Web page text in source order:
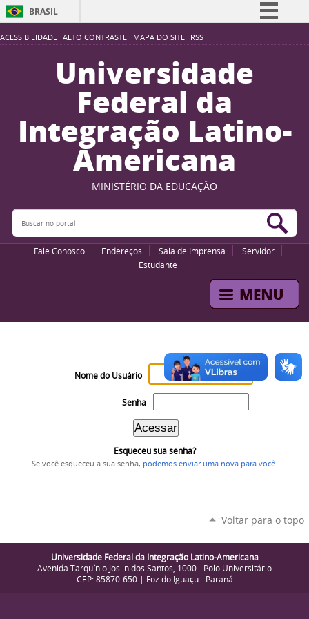
ACESSIBILIDADE ALTO CONTRASTE MAPA DO SITE RSS
BRASIL
Simplifique!
Participe
Acesso à informação
Legislação
Canais
Universidade
Federal da
Integração Latino-
Americana
MINISTÉRIO DA EDUCAÇÃO
Buscar no portal
Fale Conosco Endereços Sala de Imprensa
Servidor
Estudante
Nome do Usuário
Senha
Esqueceu sua senha?
Se você esqueceu a sua senha, podemos enviar uma nova para você.
Voltar para o topo
Universidade Federal da Integração Latino-Americana
Avenida Tarquínio Joslin dos Santos, 1000 - Polo Universitário
CEP: 85870-650 | Foz do Iguaçu - Paraná